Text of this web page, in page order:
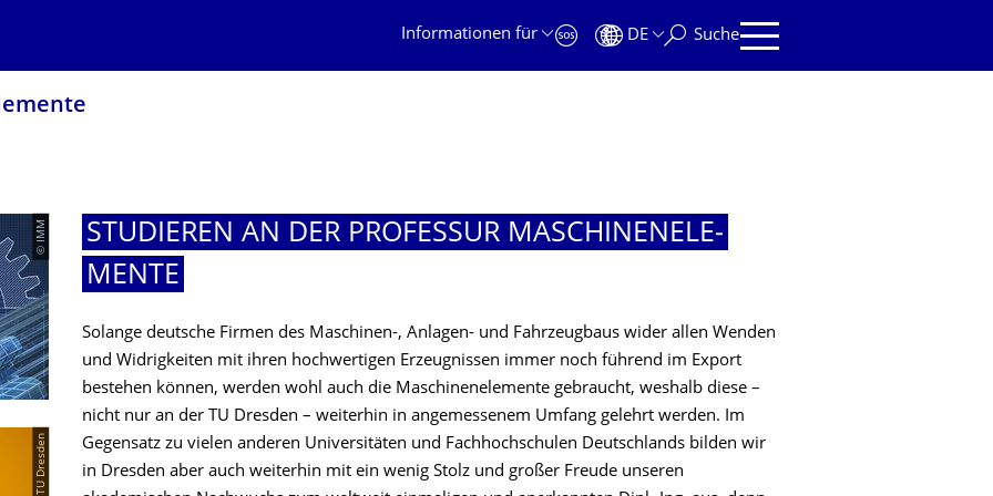
Informationen für
DE Suche
© IMM
© TU Dresden
STUDIEREN AN DER PROFESSUR MASCHINENELE­
MENTE
Solange deutsche Firmen des Maschinen-, Anlagen- und Fahrzeugbaus wider allen Wenden
und Widrigkeiten mit ihren hochwertigen Erzeugnissen immer noch führend im Export
bestehen können, werden wohl auch die Maschinenelemente gebraucht, weshalb diese –
nicht nur an der TU Dresden – weiterhin in angemessenem Umfang gelehrt werden. Im
Gegensatz zu vielen anderen Universitäten und Fachhochschulen Deutschlands bilden wir
in Dresden aber auch weiterhin mit ein wenig Stolz und großer Freude unseren